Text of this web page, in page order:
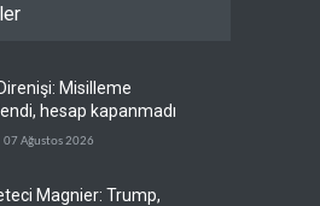
Misilleme
hesap kapanmadı
07 Ağustos 2026
Magnier: Trump,